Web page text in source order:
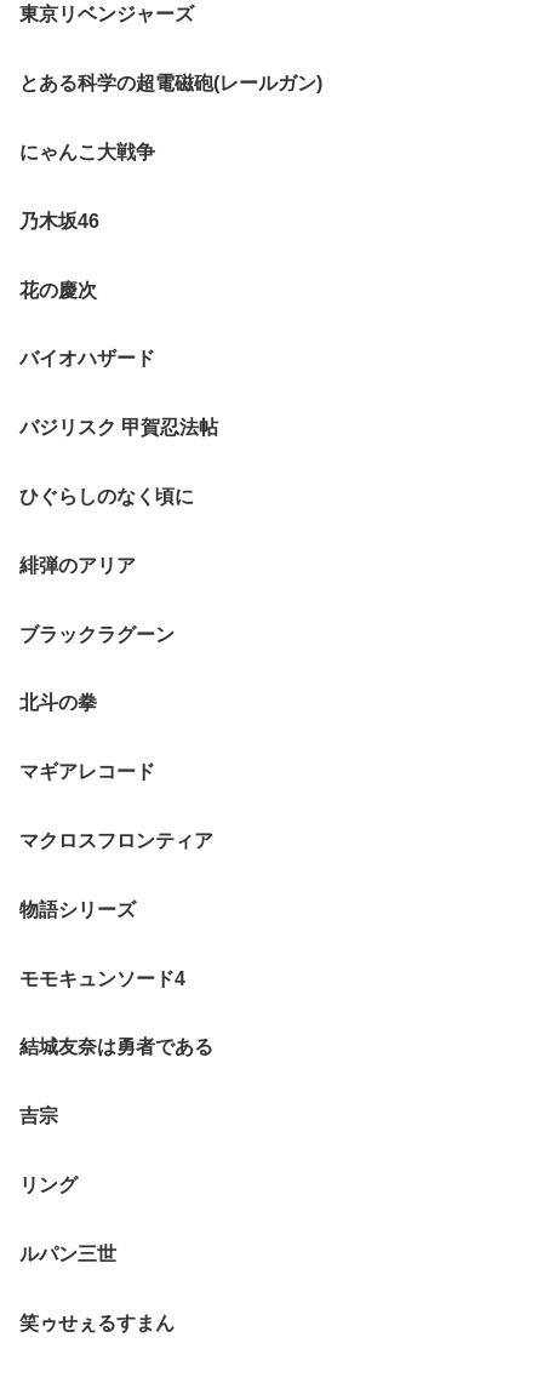
東京リベンジャーズ
とある科学の超電磁砲(レールガン)
にゃんこ大戦争
乃木坂46
花の慶次
バイオハザード
バジリスク 甲賀忍法帖
ひぐらしのなく頃に
緋弾のアリア
ブラックラグーン
北斗の拳
マギアレコード
マクロスフロンティア
物語シリーズ
モモキュンソード4
結城友奈は勇者である
吉宗
リング
ルパン三世
笑ゥせぇるすまん